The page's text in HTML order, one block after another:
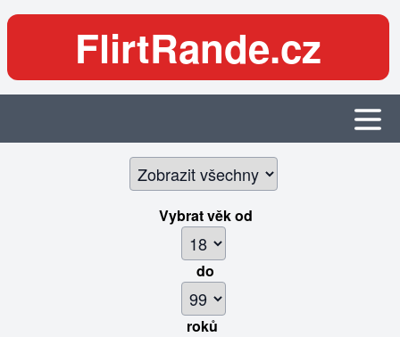
FlirtRande.cz
Vybrat věkod
do
roků